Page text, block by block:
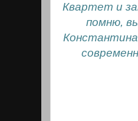
Квартет и
помню,